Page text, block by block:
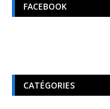
FACEBOOK
CATÉGORIES